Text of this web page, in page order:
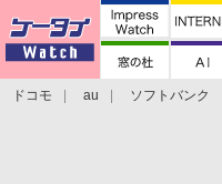
ドコモ au ソフトバンク